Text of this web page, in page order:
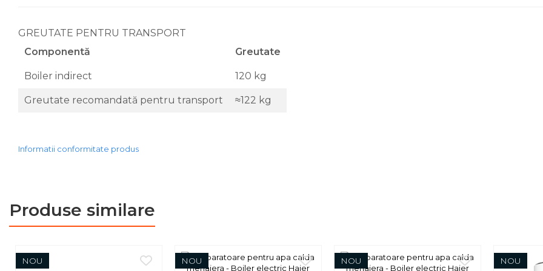
GREUTATE PENTRU TRANSPORT
Componentă
Greutate
Boiler indirect 120 kg
Greutate recomandată pentru transport ≈122 kg
Informatii conformitate produs
Produse similare
NOU NOU NOU NOU